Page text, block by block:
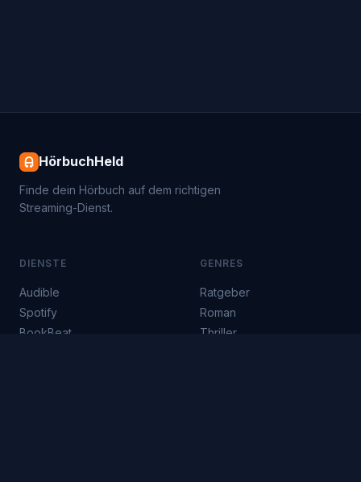
HörbuchHeld
Finde dein Hörbuch auf dem richtigen
Streaming-Dienst.
DIENSTE
Audible
Spotify
BookBeat
GENRES
Ratgeber
Roman
Thriller